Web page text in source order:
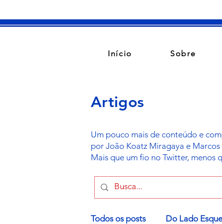
Início Sobre
Artigos
Um pouco mais de conteúdo e
por João Koatz Miragaya e
Mais que um fio no Twitter, menos
Todos os posts Do Lado